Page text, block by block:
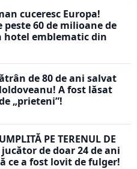
cuceresc Europa!
60 de milioane de
emblematic din
de 80 de ani salvat
A fost lăsat
„prieteni”!
PE TERENUL DE
jucător de doar 24 de ani
ce a fost lovit de fulger!